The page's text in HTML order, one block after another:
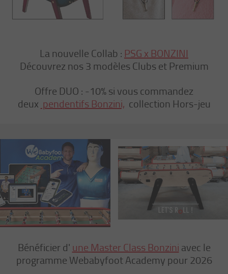
La nouvelle Collab : PSG x BONZINI
Découvrez nos 3 modèles Clubs et Premium
Offre DUO : -10% si vous commandez
deux pendentifs Bonzini, collection Hors-jeu
Bénéficier d' une Master Class Bonzini avec le
programme Webabyfoot Academy pour 2026